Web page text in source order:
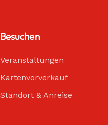
Besuchen
Veranstaltungen
Kartenvorverkauf
Standort & Anreise